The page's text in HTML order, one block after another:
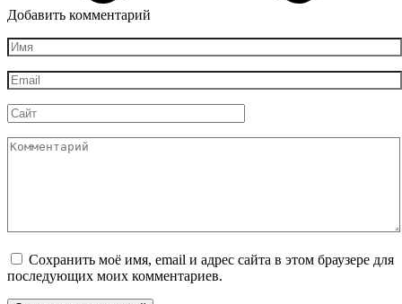
Добавить комментарий
Имя
*
Email
*
Сайт
Комментарий
Сохранить моё имя, email и адрес сайта в этом браузере для
последующих моих комментариев.